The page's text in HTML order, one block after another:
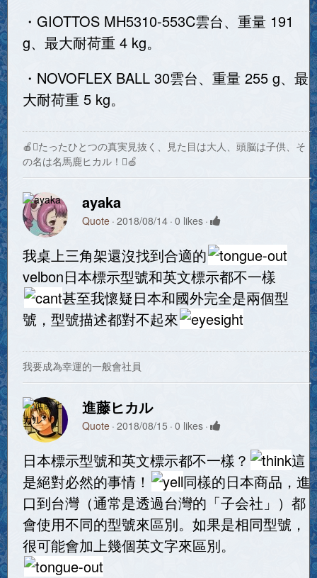
・GIOTTOS MH5310-553C雲台、重量 191
g、最大耐荷重 4 kg。
・NOVOFLEX BALL 30雲台、重量 255 g、最
大耐荷重 5 kg。
🍎たったひとつの真実見抜く、見た目は大人、頭脳は子供、そ
の名は名馬鹿ヒカル！🍏
ayaka
Quote 2018/08/14 0 likes
我桌上三角架還沒找到合適的
velbon日本標示型號和英文標示都不一樣
甚至我懷疑日本和國外完全是兩個型
號，型號描述都對不起來
我要成為幸運的一般會社員
進藤ヒカル
Quote 2018/08/15 0 likes
日本標示型號和英文標示都不一樣？
這
是絕對必然的事情！
同樣的日本商品，進
口到台灣（通常是透過台灣的「子会社」）都
會使用不同的型號來區別。如果是相同型號，
很可能會加上幾個英文字來區別。